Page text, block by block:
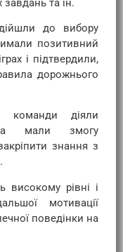
завдань та ін.
до вибору
позитивний
і підтвердили,
дорожнього
команди діяли
мали змогу
знання з
високому рівні і
мотивації
поведінки на